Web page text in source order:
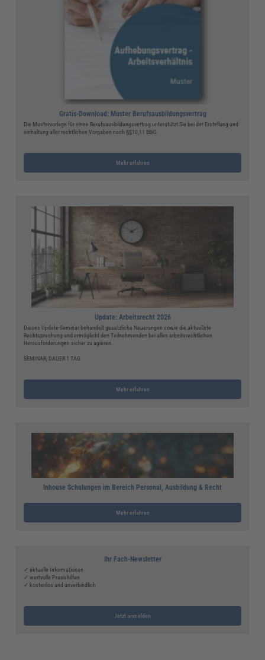
Gratis-Download: Muster Berufsausbildungsvertrag
Die Mustervorlage für einen Berufsausbildungsvertrag unterstützt Sie bei der Erstellung und
einhaltung aller rechtlichen Vorgaben nach §§10,11 BBiG.
Mehr erfahren
Update: Arbeitsrecht 2026
Dieses Update-Seminar behandelt gesetzliche Neuerungen sowie die aktuellste
Rechtsprechung und ermöglicht den Teilnehmenden bei allen arbeitsrechtlichen
Herausforderungen sicher zu agieren.
SEMINAR, DAUER 1 TAG
Mehr erfahren
Inhouse Schulungen im Bereich Personal, Ausbildung & Recht
Mehr erfahren
Ihr Fach-Newsletter
✓ aktuelle Informationen
✓ wertvolle Praxishilfen
✓ kostenlos und unverbindlich
Jetzt anmelden